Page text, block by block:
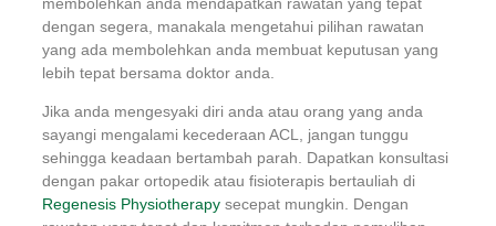
dengan segera, manakala mengetahui pilihan rawatan
yang ada membolehkan anda membuat keputusan yang
lebih tepat bersama doktor anda.
Jika anda mengesyaki diri anda atau orang yang anda
sayangi mengalami kecederaan ACL, jangan tunggu
sehingga keadaan bertambah parah. Dapatkan konsultasi
dengan pakar ortopedik atau fisioterapis bertauliah di
Regenesis Physiotherapy secepat mungkin. Dengan